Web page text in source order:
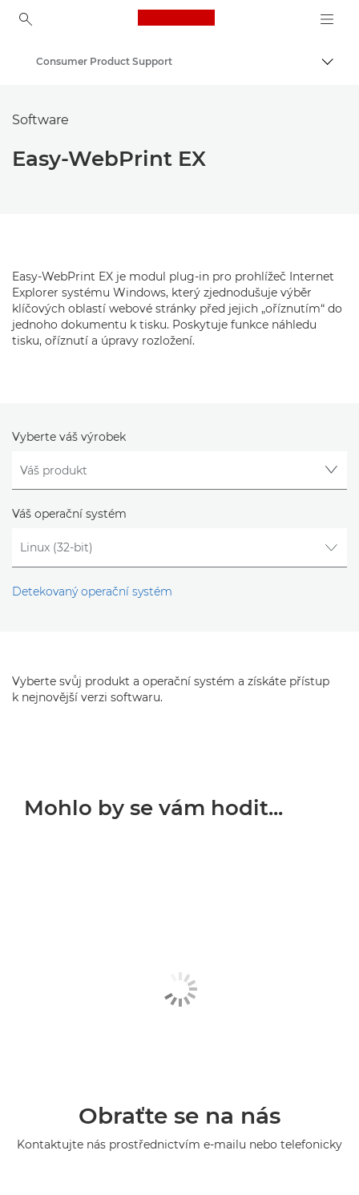
Canon Logo, back to
Consumer Product Support
Software
Easy-WebPrint EX
Easy-WebPrint EX je modul plug-in pro prohlížeč Internet
Explorer systému Windows, který zjednodušuje výběr
klíčových oblastí webové stránky před jejich „oříznutím“ do
jednoho dokumentu k tisku. Poskytuje funkce náhledu
tisku, oříznutí a úpravy rozložení.
Vyberte váš výrobek
Váš operační systém
Detekovaný operační systém
Vyberte svůj produkt a operační systém a získáte přístup
k nejnovější verzi softwaru.
Mohlo by se vám hodit...
Obraťte se na nás
Kontaktujte nás prostřednictvím e-mailu nebo telefonicky